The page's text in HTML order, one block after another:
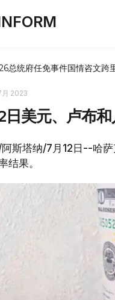
总统府任免事件国情咨文跨
月 2023
日美元、卢布
斯塔纳/7月12日--哈
结果。